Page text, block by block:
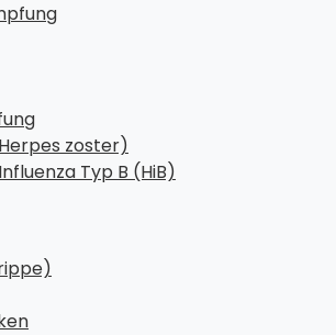
zoster)
Typ B (HiB)